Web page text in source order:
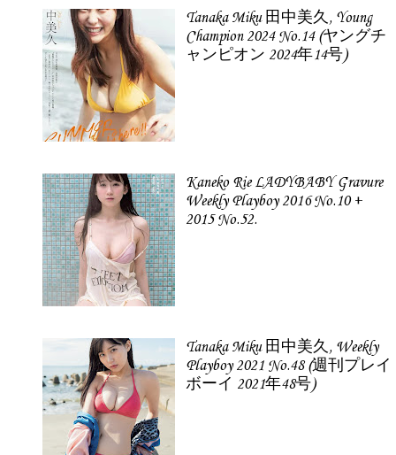
Tanaka Miku 田中美久, Young
Champion 2024 No.14 (ヤングチ
ャンピオン 2024年14号)
Kaneko Rie LADYBABY Gravure
Weekly Playboy 2016 No.10 +
2015 No.52.
Tanaka Miku 田中美久, Weekly
Playboy 2021 No.48 (週刊プレイ
ボーイ 2021年48号)